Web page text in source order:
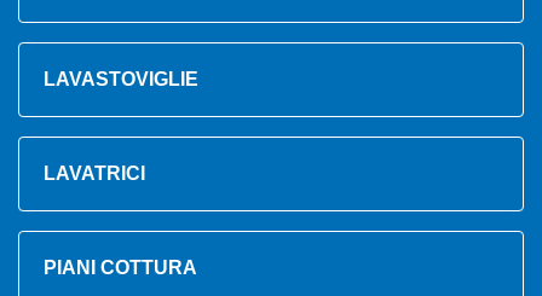
LAVASTOVIGLIE
LAVATRICI
PIANI COTTURA